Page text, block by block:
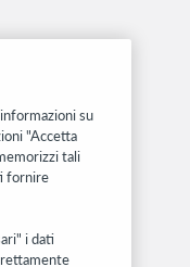
su
"Accetta
tali
fornire
i dati